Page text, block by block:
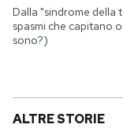
Dalla "sindrome della
spasmi che capitano
sono?)
ALTRE STORIE